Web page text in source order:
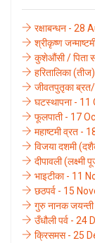
रक्षाबन्धन - 28
श्रीकृष्ण
कुशेऔंसी / पिता
हरितालिका
जीवतपुतृका
घटस्थापना -
फूलपाती - 17
महाष्टमी व्रत -
विजया दशमी
दीपावली
भाइटीका - 11
छठपर्व - 15
गुरु नानक
उँधौली पर्व -
क्रिसमस - 25